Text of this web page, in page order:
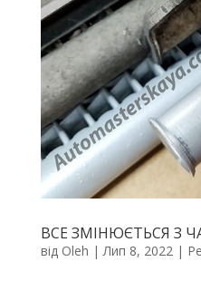
ВСЕ ЗМІНЮЄТЬСЯ З
від Oleh |Лип 8, 2022|